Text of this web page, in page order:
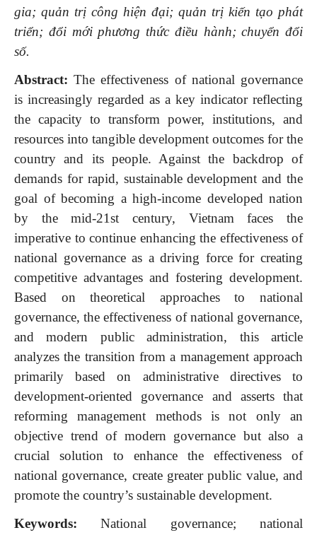
gia; quản trị công hiện đại; quản trị kiến tạo phát
triển; đổi mới phương thức điều hành; chuyển đổi
số.
Abstract:The effectiveness of national governance
is increasingly regarded as a key indicator reflecting
the capacity to transform power, institutions, and
resources into tangible development outcomes for the
country and its people. Against the backdrop of
demands for rapid, sustainable development and the
goal of becoming a high-income developed nation
by the mid-21st century, Vietnam faces the
imperative to continue enhancing the effectiveness of
national governance as a driving force for creating
competitive advantages and fostering development.
Based on theoretical approaches to national
governance, the effectiveness of national governance,
and modern public administration, this article
analyzes the transition from a management approach
primarily based on administrative directives to
development-oriented governance and asserts that
reforming management methods is not only an
objective trend of modern governance but also a
crucial solution to enhance the effectiveness of
national governance, create greater public value, and
promote the country’s sustainable development.
Keywords: National governance; national